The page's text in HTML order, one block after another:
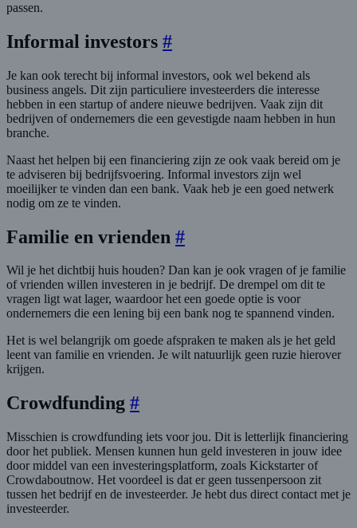
passen.
Informal investors #
Je kan ook terecht bij informal investors, ook wel bekend als
business angels. Dit zijn particuliere investeerders die interesse
hebben in een startup of andere nieuwe bedrijven. Vaak zijn dit
bedrijven of ondernemers die een gevestigde naam hebben in hun
branche.
Naast het helpen bij een financiering zijn ze ook vaak bereid om je
te adviseren bij bedrijfsvoering. Informal investors zijn wel
moeilijker te vinden dan een bank. Vaak heb je een goed netwerk
nodig om ze te vinden.
Familie en vrienden #
Wil je het dichtbij huis houden? Dan kan je ook vragen of je familie
of vrienden willen investeren in je bedrijf. De drempel om dit te
vragen ligt wat lager, waardoor het een goede optie is voor
ondernemers die een lening bij een bank nog te spannend vinden.
Het is wel belangrijk om goede afspraken te maken als je het geld
leent van familie en vrienden. Je wilt natuurlijk geen ruzie hierover
krijgen.
Crowdfunding #
Misschien is crowdfunding iets voor jou. Dit is letterlijk financiering
door het publiek. Mensen kunnen hun geld investeren in jouw idee
door middel van een investeringsplatform, zoals Kickstarter of
Crowdaboutnow. Het voordeel is dat er geen tussenpersoon zit
tussen het bedrijf en de investeerder. Je hebt dus direct contact met je
investeerder.